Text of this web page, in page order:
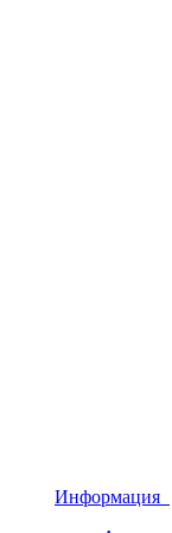
Информация